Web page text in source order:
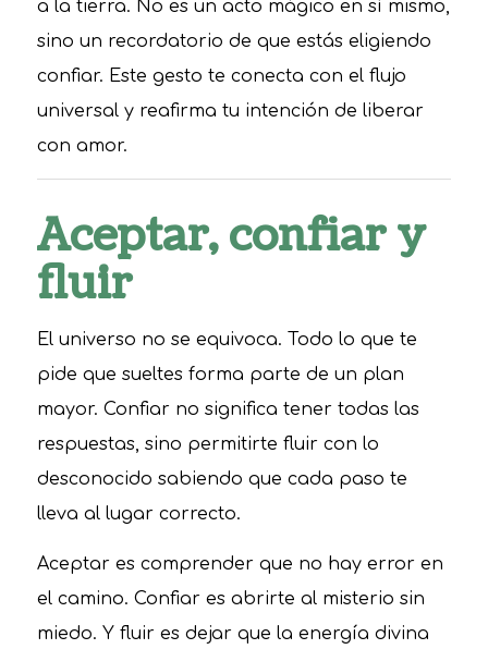
a la tierra. No es un acto mágico en sí mismo,
sino un recordatorio de que estás eligiendo
confiar. Este gesto te conecta con el flujo
universal y reafirma tu intención de liberar
con amor.
Aceptar, confiar y
fluir
El universo no se equivoca. Todo lo que te
pide que sueltes forma parte de un plan
mayor. Confiar no significa tener todas las
respuestas, sino permitirte fluir con lo
desconocido sabiendo que cada paso te
lleva al lugar correcto.
Aceptar es comprender que no hay error en
el camino. Confiar es abrirte al misterio sin
miedo. Y fluir es dejar que la energía divina